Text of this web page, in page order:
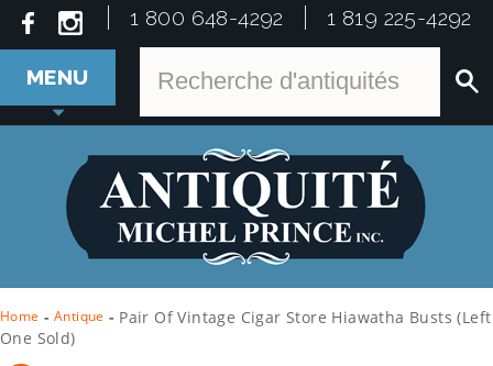
1 800 648-4292 1 819 225-4292
MENU
Home - Antique - Pair Of Vintage Cigar Store Hiawatha Busts (left
One Sold)